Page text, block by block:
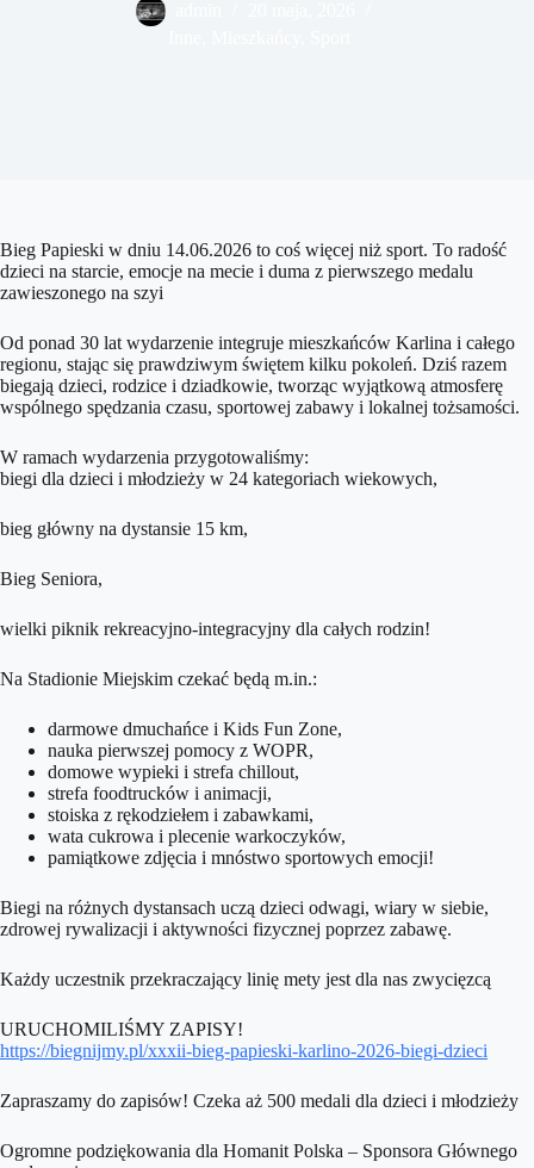
Bieg Papieski w dniu 14.06.2026 to coś więcej niż sport. To radość
dzieci na starcie, emocje na mecie i duma z pierwszego medalu
zawieszonego na szyi
Od ponad 30 lat wydarzenie integruje mieszkańców Karlina i całego
regionu, stając się prawdziwym świętem kilku pokoleń. Dziś razem
biegają dzieci, rodzice i dziadkowie, tworząc wyjątkową atmosferę
wspólnego spędzania czasu, sportowej zabawy i lokalnej tożsamości.
W ramach wydarzenia przygotowaliśmy:
biegi dla dzieci i młodzieży w 24 kategoriach wiekowych,
bieg główny na dystansie 15 km,
Bieg Seniora,
wielki piknik rekreacyjno-integracyjny dla całych rodzin!
Na Stadionie Miejskim czekać będą m.in.:
darmowe dmuchańce i Kids Fun Zone,
nauka pierwszej pomocy z WOPR,
domowe wypieki i strefa chillout,
strefa foodtrucków i animacji,
stoiska z rękodziełem i zabawkami,
wata cukrowa i plecenie warkoczyków,
pamiątkowe zdjęcia i mnóstwo sportowych emocji!
Biegi na różnych dystansach uczą dzieci odwagi, wiary w siebie,
zdrowej rywalizacji i aktywności fizycznej poprzez zabawę.
Każdy uczestnik przekraczający linię mety jest dla nas zwycięzcą
URUCHOMILIŚMY ZAPISY!
https://biegnijmy.pl/xxxii-bieg-papieski-karlino-2026-biegi-dzieci
Zapraszamy do zapisów! Czeka aż 500 medali dla dzieci i młodzieży
Ogromne podziękowania dla Homanit Polska – Sponsora Głównego